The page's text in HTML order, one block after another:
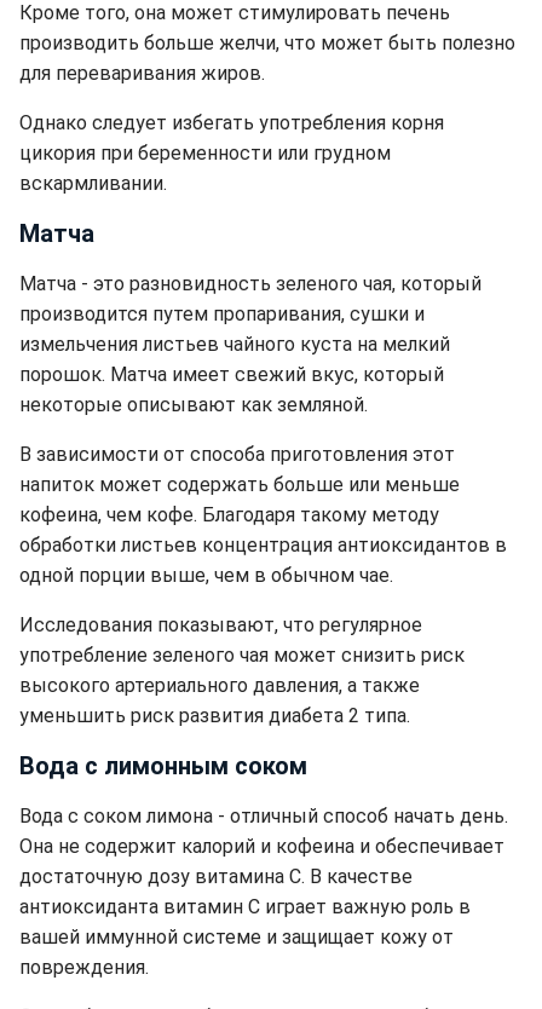
Кроме того, она может стимулировать печень
производить больше желчи, что может быть полезно
для переваривания жиров.
Однако следует избегать употребления корня
цикория при беременности или грудном
вскармливании.
Матча
Матча - это разновидность зеленого чая, который
производится путем пропаривания, сушки и
измельчения листьев чайного куста на мелкий
порошок. Матча имеет свежий вкус, который
некоторые описывают как земляной.
В зависимости от способа приготовления этот
напиток может содержать больше или меньше
кофеина, чем кофе. Благодаря такому методу
обработки листьев концентрация антиоксидантов в
одной порции выше, чем в обычном чае.
Исследования показывают, что регулярное
употребление зеленого чая может снизить риск
высокого артериального давления, а также
уменьшить риск развития диабета 2 типа.
Вода с лимонным соком
Вода с соком лимона - отличный способ начать день.
Она не содержит калорий и кофеина и обеспечивает
достаточную дозу витамина С. В качестве
антиоксиданта витамин С играет важную роль в
вашей иммунной системе и защищает кожу от
повреждения.